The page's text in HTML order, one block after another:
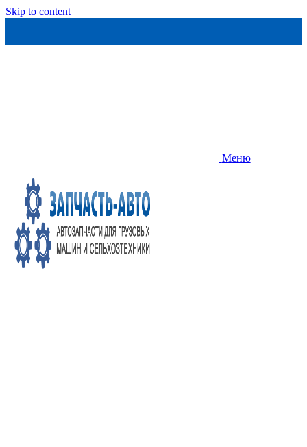
Skip to content
Меню